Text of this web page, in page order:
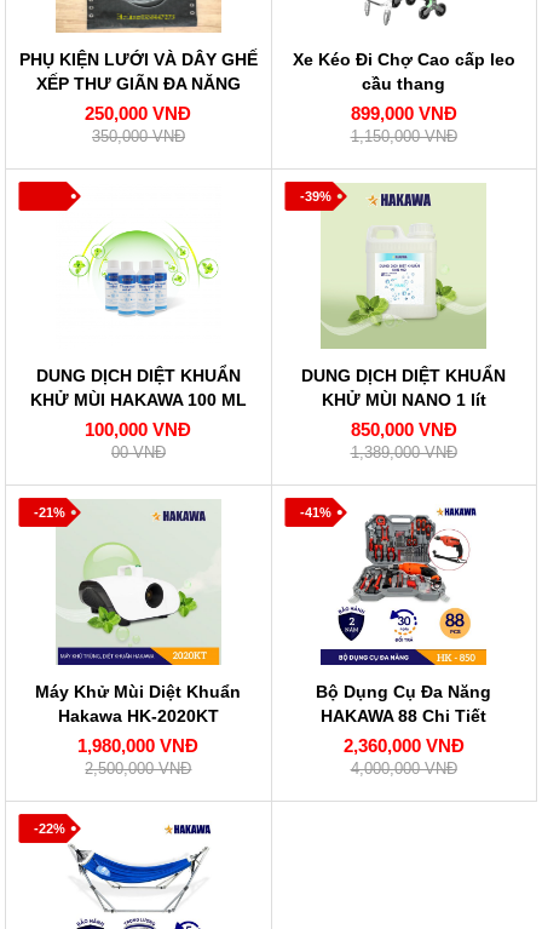
PHỤ KIỆN LƯỚI VÀ DÂY GHẾ
XẾP THƯ GIÃN ĐA NĂNG
250,000 VNĐ
350,000 VNĐ
Xe Kéo Đi Chợ Cao cấp leo
cầu thang
899,000 VNĐ
1,150,000 VNĐ
DUNG DỊCH DIỆT KHUẨN
KHỬ MÙI HAKAWA 100 ML
100,000 VNĐ
00 VNĐ
-39%
DUNG DỊCH DIỆT KHUẨN
KHỬ MÙI NANO 1 lít
HAKAWA
850,000 VNĐ
1,389,000 VNĐ
-21%
Máy Khử Mùi Diệt Khuẩn
Hakawa HK-2020KT
1,980,000 VNĐ
2,500,000 VNĐ
-41%
Bộ Dụng Cụ Đa Năng
HAKAWA 88 Chi Tiết
2,360,000 VNĐ
4,000,000 VNĐ
-22%